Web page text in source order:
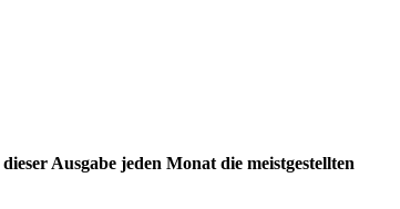
Ausgabe jeden Monat die meistgestellten